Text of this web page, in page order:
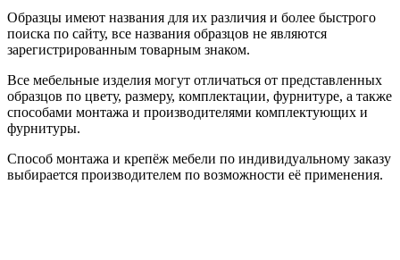
Образцы имеют названия для их различия и более быстрого
поиска по сайту, все названия образцов не являются
зарегистрированным товарным знаком.
Все мебельные изделия могут отличаться от представленных
образцов по цвету, размеру, комплектации, фурнитуре, а также
способами монтажа и производителями комплектующих и
фурнитуры.
Способ монтажа и крепёж мебели по индивидуальному заказу
выбирается производителем по возможности её применения.